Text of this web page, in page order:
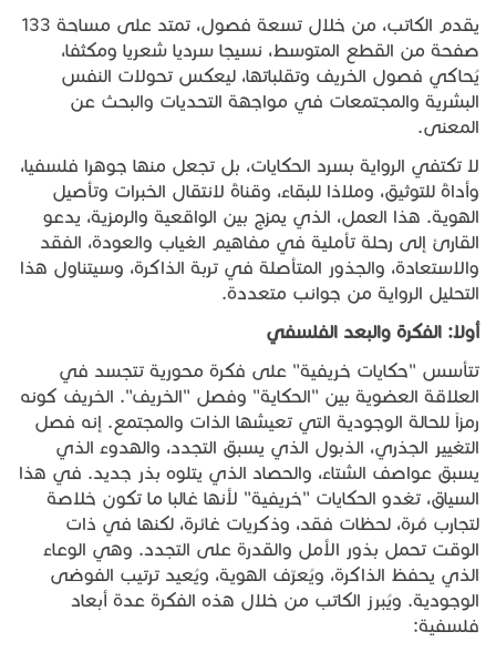
يقدم الكاتب، من خلال تسعة فصول، تمتد على مساحة 133
صفحة من القطع المتوسط، نسيجا سرديا شعريا ومكثفا،
يُحاكي فصول الخريف وتقلباتها، ليعكس تحولات النفس
البشرية والمجتمعات في مواجهة التحديات والبحث عن
المعنى.
لا تكتفي الرواية بسرد الحكايات، بل تجعل منها جوهرا فلسفيا،
وأداةً للتوثيق، وملاذا للبقاء، وقناةً لانتقال الخبرات وتأصيل
الهوية. هذا العمل، الذي يمزج بين الواقعية والرمزية، يدعو
القارئ إلى رحلة تأملية في مفاهيم الغياب والعودة، الفقد
والاستعادة، والجذور المتأصلة في تربة الذاكرة، وسيتناول هذا
التحليل الرواية من جوانب متعددة.
أولا: الفكرة والبعد الفلسفي
تتأسس "حكايات خريفية" على فكرة محورية تتجسد في
العلاقة العضوية بين "الحكاية" وفصل "الخريف". الخريف كونه
رمزاً للحالة الوجودية التي تعيشها الذات والمجتمع. إنه فصل
التغيير الجذري، الذبول الذي يسبق التجدد، والهدوء الذي
يسبق عواصف الشتاء، والحصاد الذي يتلوه بذر جديد. في هذا
السياق، تغدو الحكايات "خريفية" لأنها غالبا ما تكون خلاصة
لتجارب مُرة، لحظات فقد، وذكريات غائرة، لكنها في ذات
الوقت تحمل بذور الأمل والقدرة على التجدد. وهي الوعاء
الذي يحفظ الذاكرة، ويُعرّف الهوية، ويُعيد ترتيب الفوضى
الوجودية. ويُبرز الكاتب من خلال هذه الفكرة عدة أبعاد
فلسفية: